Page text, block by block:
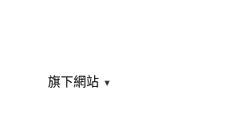
旗下網站 ▾